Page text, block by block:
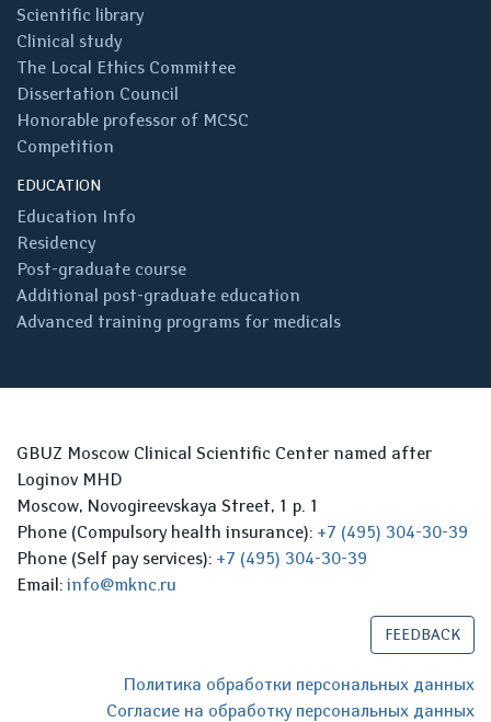
Scientific library
Clinical study
The Local Ethics Committee
Dissertation Council
Honorable professor of MCSC
Competition
EDUCATION
Education Info
Residency
Post-graduate course
Additional post-graduate education
Advanced training programs for medicals
GBUZ Moscow Clinical Scientific Center named after
Loginov MHD
Moscow, Novogireevskaya Street, 1 p. 1
Phone (Compulsory health insurance): +7 (495) 304-30-39
Phone (Self pay services): +7 (495) 304-30-39
Email: info@mknc.ru
FEEDBACK
Политика обработки персональных данных
Согласие на обработку персональных данных